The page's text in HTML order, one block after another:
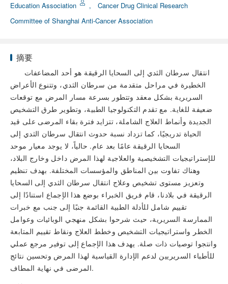
Education Association
,
Cancer Drug Clinical Research
Committee of Shanghai Anti-Cancer Association
摘要
انتقال سرطان الثدي إلى السحايا الرقيقة هو أحد المضاعفات
الخطيرة في مراحل متقدمة من سرطان الثدي، وتتنوع الأعراض
السريرية بشكل معقد وتتطور بسرعة مسار المرض مع توقعات
ضعيفة للغاية. مع تقدم التكنولوجيا الطبية، وتطوير طرق التشخيص
الجديدة وأنماط العلاج الشاملة، تتزايد فترة بقاء المرضى على قيد
الحياة تدريجيًا، كما تزداد نسبة حدوث انتقال سرطان الثدي إلى
السحايا الرقيقة عامًا بعد عام. حالياً، لا يوجد معيار موحد
للإستراتيجيات التشخيصية والعلاجية لهذا المرض داخل وخارج البلاد،
وهناك تفاوت بين المناطق والمؤسسات المختلفة. بهدف تنظيم
وتعزيز مستوى تشخيص وعلاج انتقال سرطان الثدي إلى السحايا
الرقيقة في بلادنا، قام فريق الخبراء بوضع هذا الإجماع استنادًا إلى
تقييم شامل للأدلة الطبية القائمة جنبًا إلى جنب مع خبرات
الممارسة السريرية، حيث شرحوا بشكل منهجي الوبائيات وعوامل
الخطر واستراتيجيات التشخيص وخطط العلاج ونقاط تقييم المتابعة
وانتجوا توصيات ذات صلة. يهدف هذا الإجماع إلى توفير مرجع عملي
للأطباء السريريين لدعم الإدارة القياسية لهذا المرض وتحسين نتائج
المرضى في نهاية المطاف.